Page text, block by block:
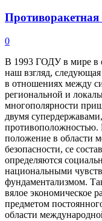
Противоракетная
0
В 1993 ГОДУ в мире в
наш взгляд, следующая
в отношениях между
региональной и
многополярности
двумя
противоположностью.
положение в области
безопасности, се
определяются
национальными
фундаментализмом.
вялое экономическое
предметом
области